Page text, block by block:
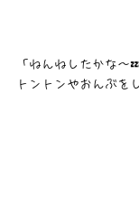
「ねんねしたかな〜
トントンやおんぶを